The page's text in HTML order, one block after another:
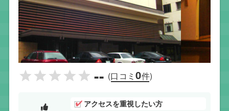
-- (口コミ0件)
アクセスを重視したい方